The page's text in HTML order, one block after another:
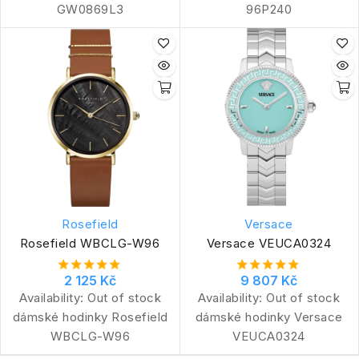
GW0869L3
96P240
Rosefield
Rosefield WBCLG-W96
2 125 Kč
Availability: Out of stock
dámské hodinky Rosefield
WBCLG-W96
Versace
Versace VEUCA0324
9 807 Kč
Availability: Out of stock
dámské hodinky Versace
VEUCA0324